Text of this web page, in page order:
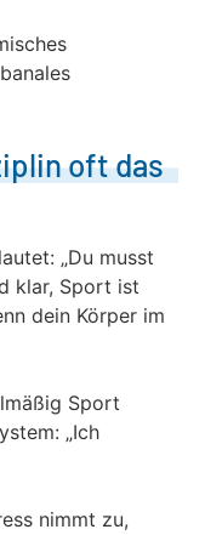
oft das
„Du musst
klar, Sport ist
dein Körper im
Sport
„Ich
nimmt zu,